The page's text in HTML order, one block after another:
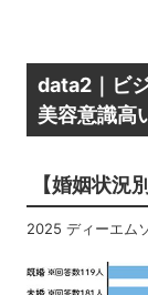
data2｜ビ
美容意識高
【婚姻状況
2025 ディーエム